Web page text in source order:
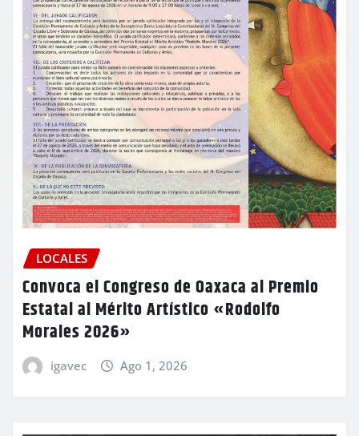
LOCALES
Convoca el Congreso de Oaxaca al Premio
Estatal al Mérito Artístico «Rodolfo
Morales 2026»
igavec Ago 1, 2026